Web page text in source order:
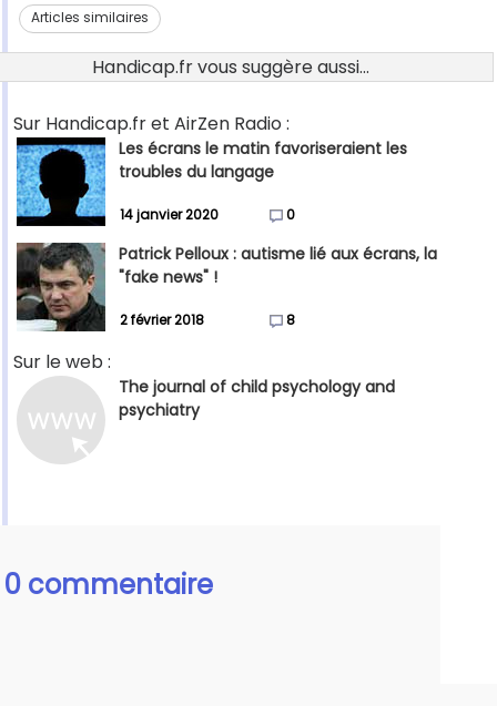
Articles similaires
Handicap.fr vous suggère aussi...
Sur Handicap.fr et AirZen Radio :
Les écrans le matin favoriseraient les
troubles du langage
14 janvier 2020 0
Patrick Pelloux : autisme lié aux écrans, la
"fake news" !
2 février 2018 8
Sur le web :
The journal of child psychology and
psychiatry
0 commentaire